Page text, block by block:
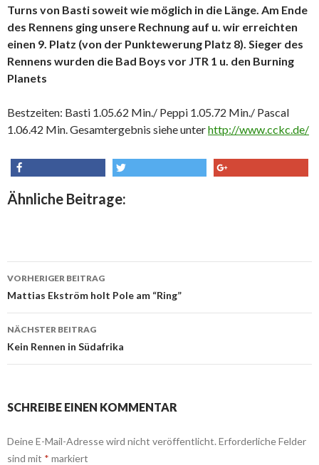
Turns von Basti soweit wie möglich in die Länge. Am Ende
des Rennens ging unsere Rechnung auf u. wir erreichten
einen 9. Platz (von der Punktewerung Platz 8). Sieger des
Rennens wurden die Bad Boys vor JTR 1 u. den Burning
Planets
Bestzeiten: Basti 1.05.62 Min./ Peppi 1.05.72 Min./ Pascal
1.06.42 Min. Gesamtergebnis siehe unterhttp://www.cckc.de/
share
Ähnliche Beitrage:
Beitrags-
Navigation
VORHERIGER BEITRAG
Mattias Ekström holt Pole am “Ring”
NÄCHSTER BEITRAG
Kein Rennen in Südafrika
SCHREIBE EINEN KOMMENTAR
Deine E-Mail-Adresse wird nicht veröffentlicht. Erforderliche Felder
sind mit * markiert